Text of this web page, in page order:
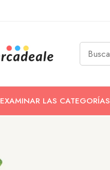
EXAMINAR LAS CATEGORÍAS